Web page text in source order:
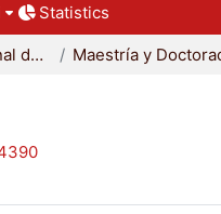
Statistics
Coordinación Divisional de Posgrado